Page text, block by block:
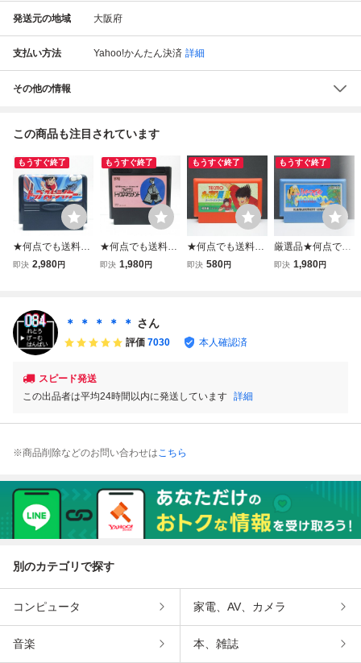
発送元の地域 大阪府
支払い方法 Yahoo!かんたん決済 詳細
その他の情報
この商品も注目されています
もうすぐ終了
★何点でも送料１
８５円★ トップス
確認済み
即決 2,980円
もうすぐ終了
★何点でも送料１
８５円★ ファミコ
ソフト 動作確認済
即決 1,980円
もうすぐ終了
★何点でも送料１
８５円★ キャプテ
確認済み
即決 580円
もうすぐ終了
厳選品★何点でも
送料１８５円★
即決 1,980円
＊ ＊ ＊ ＊ ＊ さん
評価 7030 本人確認済
スピード発送
この出品者は平均24時間以内に発送しています 詳細
※商品削除などのお問い合わせはこちら
別のカテゴリで探す
コンピュータ 家電、AV、カメラ
音楽 本、雑誌